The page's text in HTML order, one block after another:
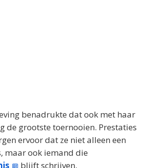
benadrukte dat ook met haar
de grootste toernooien. Prestaties
ervoor dat ze niet alleen een
maar ook iemand die
blijft schrijven.